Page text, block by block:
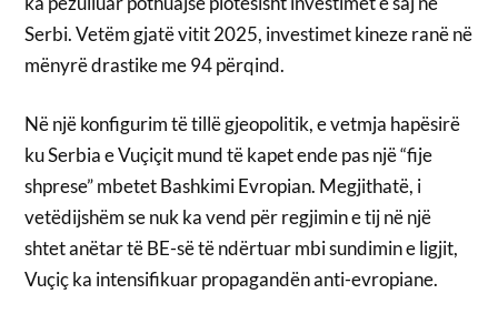
Serbi. Vetëm gjatë vitit 2025, investimet kineze ranë në
mënyrë drastike me 94 përqind.
Në një konfigurim të tillë gjeopolitik, e vetmja hapësirë ​​
ku Serbia e Vuçiçit mund të kapet ende pas një “fije
shprese” mbetet Bashkimi Evropian. Megjithatë, i
vetëdijshëm se nuk ka vend për regjimin e tij në një
shtet anëtar të BE-së të ndërtuar mbi sundimin e ligjit,
Vuçiç ka intensifikuar propagandën anti-evropiane.